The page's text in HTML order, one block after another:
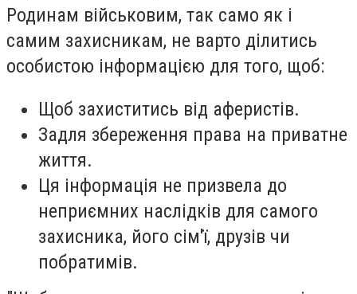
Родинам військовим, так само як і
самим захисникам, не варто ділитись
особистою інформацією для того, щоб:
Щоб захиститись від аферистів.
Задля збереження права на приватне
життя.
Ця інформація не призвела до
неприємних наслідків для самого
захисника, його сім'ї, друзів чи
побратимів.